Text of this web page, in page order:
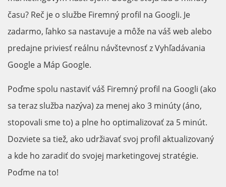
času? Reč je o službe Firemný profil na Googli. Je
zadarmo, ľahko sa nastavuje a môže na váš web alebo
predajne priviesť reálnu návštevnosť z Vyhľadávania
Google a Máp Google.
Poďme spolu nastaviť váš Firemný profil na Googli (ako
sa teraz služba nazýva) za menej ako 3 minúty (áno,
stopovali sme to) a plne ho optimalizovať za 5 minút.
Dozviete sa tiež, ako udržiavať svoj profil aktualizovaný
a kde ho zaradiť do svojej marketingovej stratégie.
Poďme na to!